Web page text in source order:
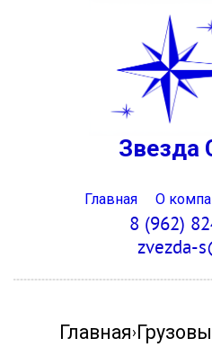
Звезда
Главная О
8 (962)
zvezda-
Главная›